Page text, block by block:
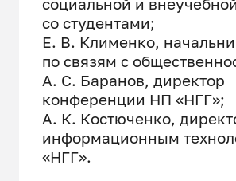
со студентами;
Е. В. Клименко,
по связям с
А. С. Баранов, директор
конференции НП «НГГ»;
А. К. Костюченко,
информационным
«НГГ».